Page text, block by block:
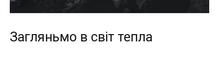
Загляньмо в світ тепла